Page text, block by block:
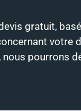
gratuit,
votre
nous pourrons